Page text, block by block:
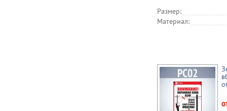
Размер:
Материал: